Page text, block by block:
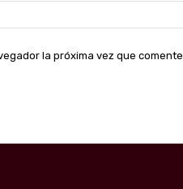
la próxima vez que comente.